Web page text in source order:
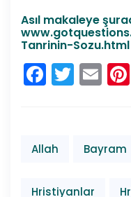
Asıl makaleye
Tanrinin-Sozu.html
Allah Bayram
Hristiyanlar